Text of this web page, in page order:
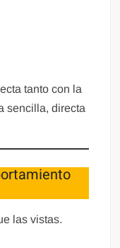
tanto con la
sencilla, directa
las vistas.